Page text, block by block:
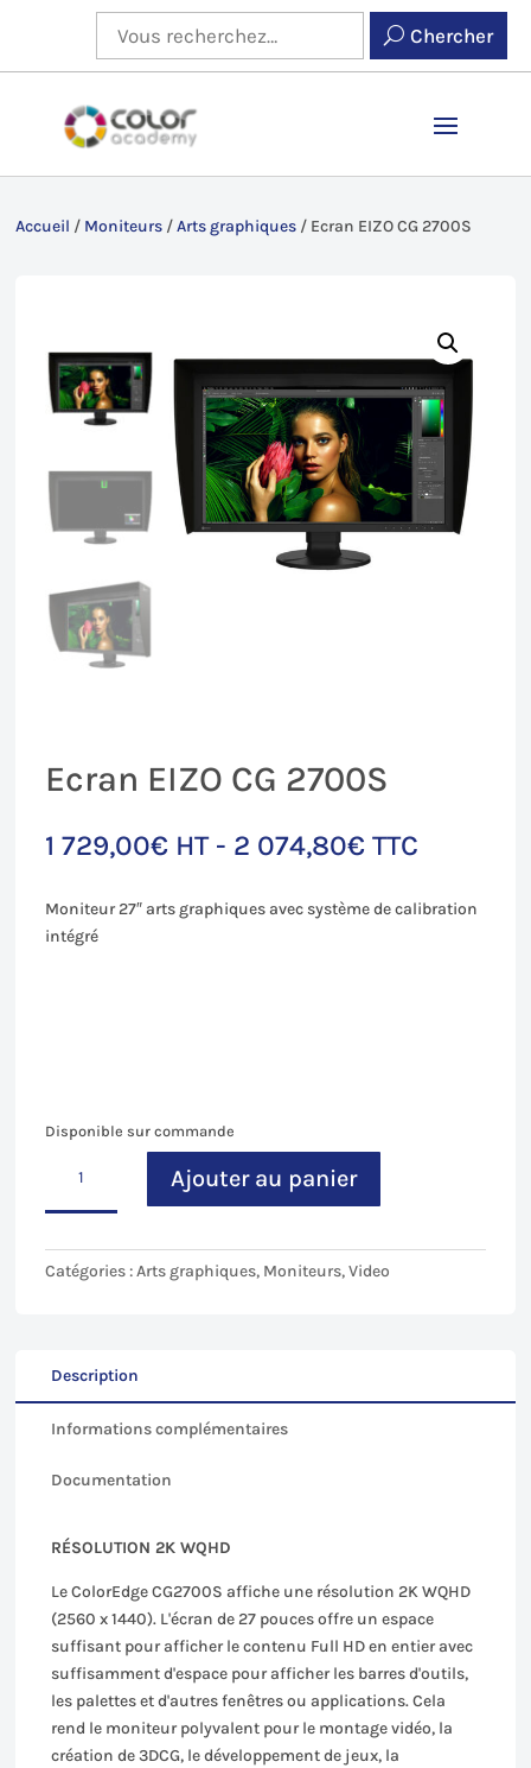
Chercher
Accueil / Moniteurs /Arts graphiques / Ecran EIZO CG 2700S
Ecran EIZO CG 2700S
1 729,00€ HT - 2 074,80€ TTC
Moniteur 27″ arts graphiques avec système de calibration
intégré
Disponible sur commande
Ecran
CG
Ajouter au panier
Catégories : Arts graphiques, Moniteurs,Video
Description
Informations complémentaires
Documentation
RÉSOLUTION 2K WQHD
Le ColorEdge CG2700S affiche une résolution 2K WQHD
(2560 x 1440). L'écran de 27 pouces offre un espace
suffisant pour afficher le contenu Full HD en entier avec
suffisamment d'espace pour afficher les barres d'outils,
les palettes et d'autres fenêtres ou applications. Cela
rend le moniteur polyvalent pour le montage vidéo, la
création de 3DCG, le développement de jeux, la